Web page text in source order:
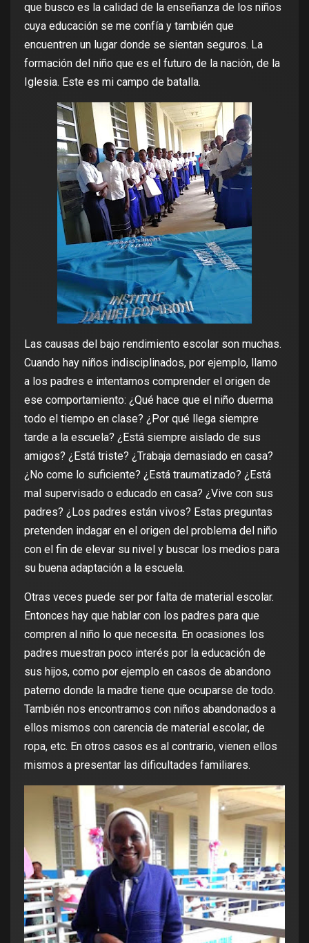
que busco es la calidad de la enseñanza de los niños
cuya educación se me confía y también que
encuentren un lugar donde se sientan seguros. La
formación del niño que es el futuro de la nación, de la
Iglesia. Este es mi campo de batalla.
Las causas del bajo rendimiento escolar son muchas.
Cuando hay niños indisciplinados, por ejemplo, llamo
a los padres e intentamos comprender el origen de
ese comportamiento: ¿Qué hace que el niño duerma
todo el tiempo en clase? ¿Por qué llega siempre
tarde a la escuela? ¿Está siempre aislado de sus
amigos? ¿Está triste? ¿Trabaja demasiado en casa?
¿No come lo suficiente? ¿Está traumatizado? ¿Está
mal supervisado o educado en casa? ¿Vive con sus
padres? ¿Los padres están vivos? Estas preguntas
pretenden indagar en el origen del problema del niño
con el fin de elevar su nivel y buscar los medios para
su buena adaptación a la escuela.
Otras veces puede ser por falta de material escolar.
Entonces hay que hablar con los padres para que
compren al niño lo que necesita. En ocasiones los
padres muestran poco interés por la educación de
sus hijos, como por ejemplo en casos de abandono
paterno donde la madre tiene que ocuparse de todo.
También nos encontramos con niños abandonados a
ellos mismos con carencia de material escolar, de
ropa, etc. En otros casos es al contrario, vienen ellos
mismos a presentar las dificultades familiares.